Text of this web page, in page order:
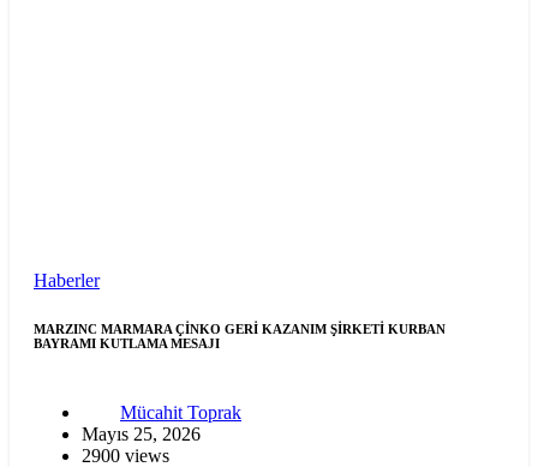
Haberler
MARZINC MARMARA ÇİNKO GERİ KAZANIM ŞİRKETİ KURBAN
BAYRAMI KUTLAMA MESAJI
Mücahit Toprak
Mayıs 25, 2026
2900 views